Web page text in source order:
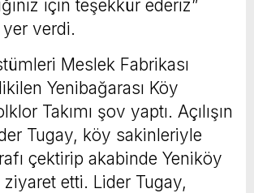
için teşekkür ederiz”
yer verdi.
Meslek Fabrikası
Yenibağarası Köy
Takımı şov yaptı. Açılışın
Tugay, köy sakinleriyle
çektirip akabinde Yeniköy
ziyaret etti. Lider Tugay,